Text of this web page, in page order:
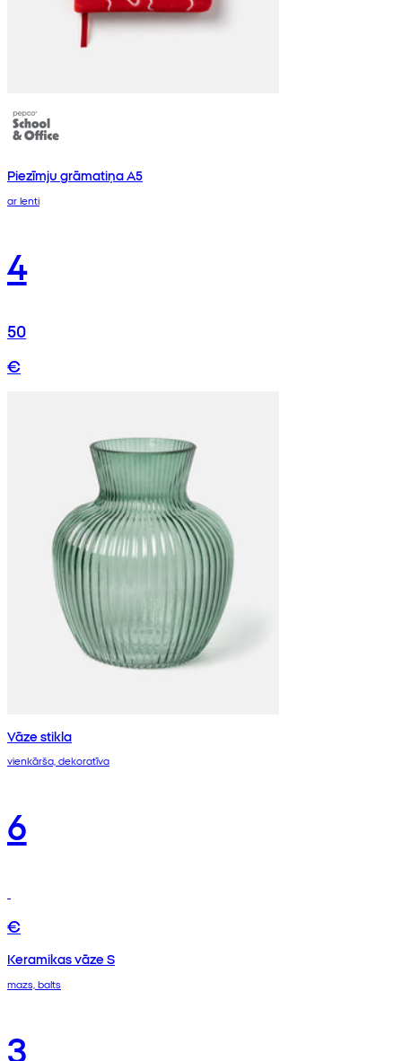
Piezīmju grāmatiņa A5
ar lenti
4
50
€
Vāze stikla
vienkārša, dekoratīva
6
€
Keramikas vāze S
mazs, balts
3